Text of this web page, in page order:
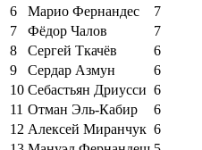
6
Марио Фернандес
7
7
Фёдор Чалов
7
8
Сергей Ткачёв
6
9
Сердар Азмун
6
10 Себастьян Дриусси 6
11 Отман Эль-Кабир
6
12 Алексей Миранчук 6